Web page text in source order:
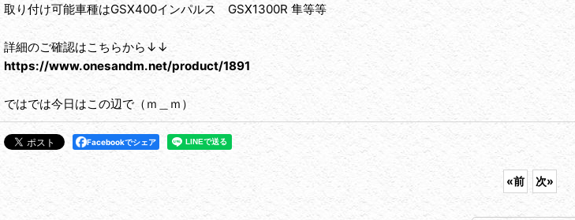
取り付け可能車種はGSX400インパルス GSX1300R 隼等等
詳細のご確認はこちらから↓↓
https://www.onesandm.net/product/1891
ではでは今日はこの辺で（ｍ＿ｍ）
Facebookでシェア
«前 次»